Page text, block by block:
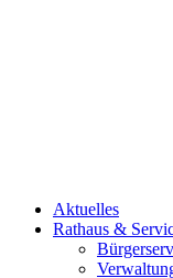
Aktuelles
Rathaus &